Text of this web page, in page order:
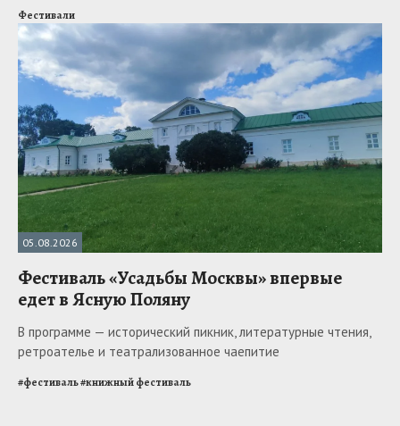
Фестивали
05.08.2026
Фестиваль «Усадьбы Москвы» впервые
едет в Ясную Поляну
В программе — исторический пикник, литературные чтения,
ретроателье и театрализованное чаепитие
#фестиваль#книжный фестиваль